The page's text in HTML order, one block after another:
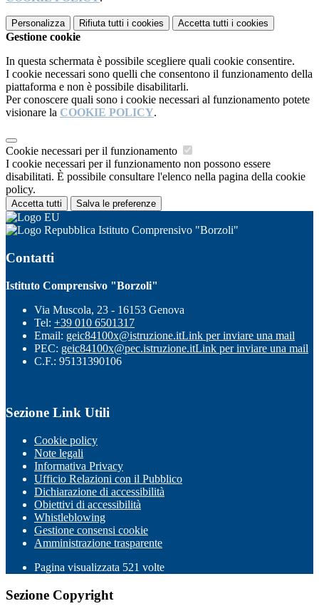
Personalizza Rifiuta tutti i cookies Accetta tutti i cookies
Gestione cookie
In questa schermata è possibile scegliere quali cookie consentire.
I cookie necessari sono quelli che consentono il funzionamento della
piattaforma e non è possibile disabilitarli.
Per conoscere quali sono i cookie necessari al funzionamento potete
visionare la COOKIE POLICY.
Cookie necessari per il funzionamento
I cookie necessari per il funzionamento non possono essere
disabilitati. È possibile consultare l'elenco nella pagina della cookie
policy.
Accetta tutti Salva le preferenze
Istituto Comprensivo "Borzoli"
Contatti
Istituto Comprensivo "Borzoli"
Via Muscola, 23 - 16153 Genova
Tel: +39 010 6501317
Email: geic84100x@istruzione.itLink per inviare una mail
PEC: geic84100x@pec.istruzione.itLink per inviare una mail
C.F.: 95131390106
Sezione Link Utili
Cookie policy
Note legali
Informativa Privacy
Ufficio Relazioni con il Pubblico
Dichiarazione di accessibilità
Obiettivi di accessibilità
Whistleblowing
Gestione consensi cookie
Amministrazione trasparente
Pagina visualizzata 521 volte
Sezione Copyright